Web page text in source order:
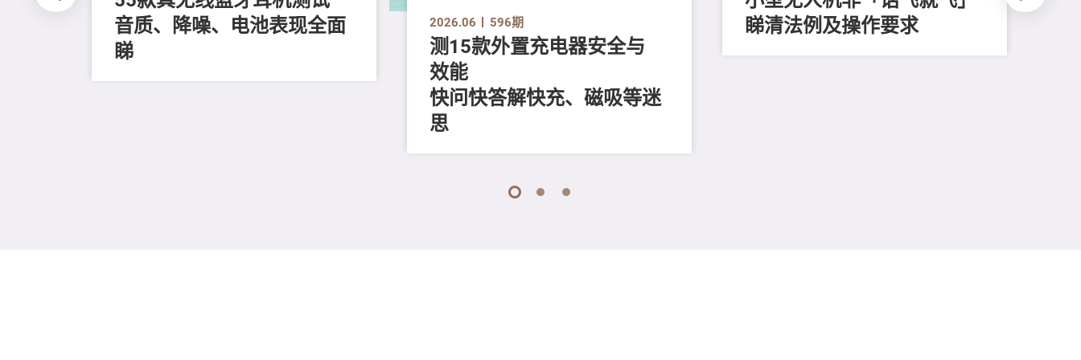
音质、降噪、电池表现全面
睇
2026.06 596期
测15款外置充电器安全与
效能
快问快答解快充、磁吸等迷
思
睇清法例及操作要求
1 2 3